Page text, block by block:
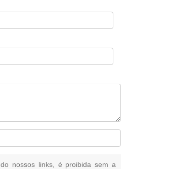
nossos links, é proibida sem a